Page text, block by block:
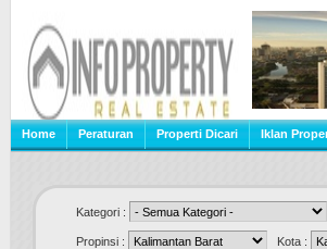
Home Peraturan Properti Dicari Iklan
Kategori :
Propinsi : Kota :